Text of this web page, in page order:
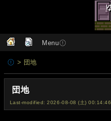
Menu
> 団地
団地
Last-modified: 2026-08-08 (土) 00:14:46